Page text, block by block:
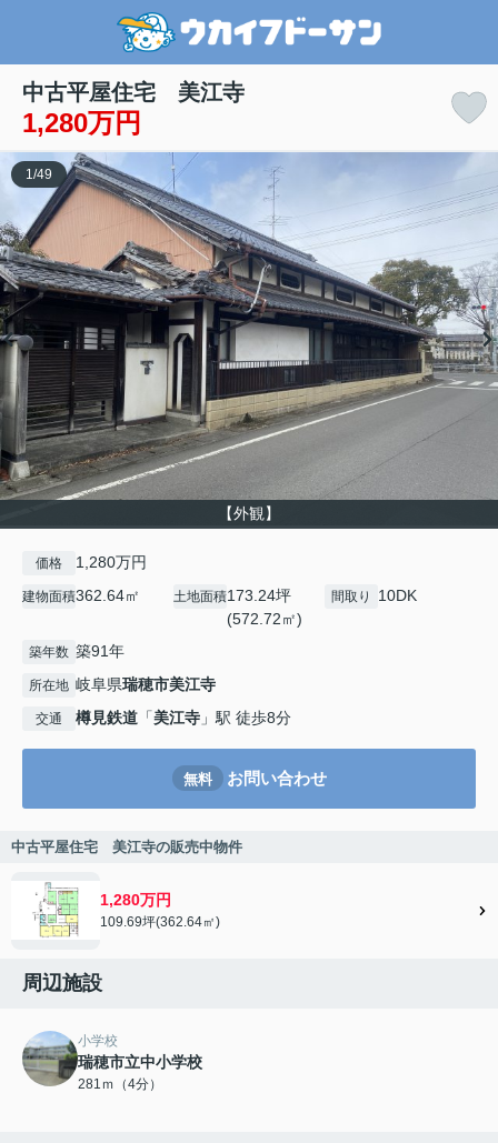
中古平屋住宅 美江寺
1,280万円
【外観】
1/49
価格 1,280万円
建物面積362.64㎡ 土地面積173.24坪
(572.72㎡)
間取り 10DK
築年数 築91年
所在地 岐阜県瑞穂市美江寺
交通 樽見鉄道 「美江寺 」駅 徒歩8分
無料 お問い合わせ
中古平屋住宅 美江寺の販売中物件
1,280万円
109.69坪(362.64㎡)
周辺施設
小学校
瑞穂市立中小学校
281ｍ（4分）